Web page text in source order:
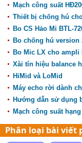
Mạch công suất
Thiết bị chống hú
Bo CS Hảo Mi BTL-
Bo chống hú version
Bo Mic LX cho ampli
Xài tín hiệu balance
HiMid và LoMid
Máy echo rời dành
Hướng dẫn sử dụng
Mạch công suất
Phân loại bài viết